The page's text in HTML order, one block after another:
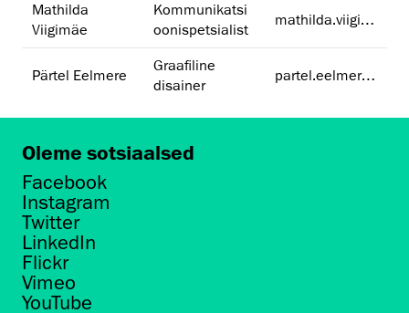
Mathilda
Viigimäe
Kommunikatsi
oonispetsialist
mathilda.viigimae@artun.ee
Pärtel Eelmere
Graafiline
disainer
partel.eelmere@artun.ee
Oleme sotsiaalsed
Facebook
Instagram
Twitter
LinkedIn
Flickr
Vimeo
YouTube